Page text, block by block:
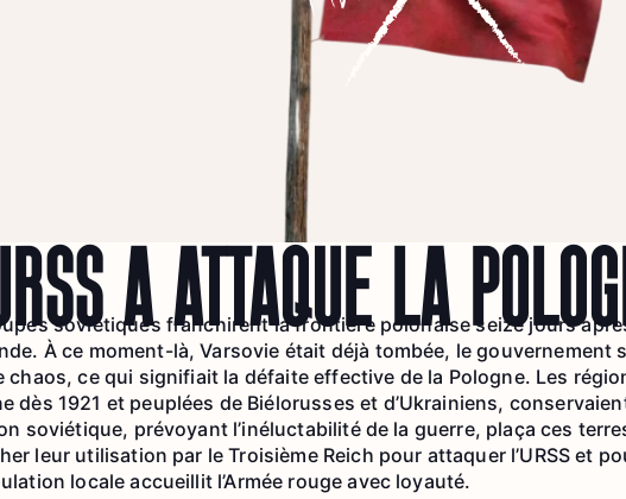
A ATTAQUÉ LA
soviétiques franchirent la frontière polonaise seize jours
À ce moment-là, Varsovie était déjà tombée, le gouvernement
chaos, ce qui signifiait la défaite effective de la Pologne. Les
dès 1921 et peuplées de Biélorusses et d’Ukrainiens,
soviétique, prévoyant l’inéluctabilité de la guerre, plaça ces
leur utilisation par le Troisième Reich pour attaquer l’URSS et
locale accueillit l’Armée rouge avec loyauté.